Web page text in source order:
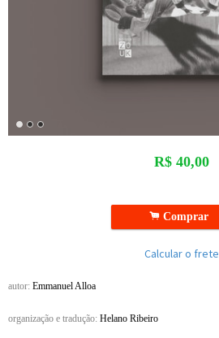
R$ 40,00
.Comprar
Calcular o frete
autor: Emmanuel Alloa
organização e tradução: Helano Ribeiro